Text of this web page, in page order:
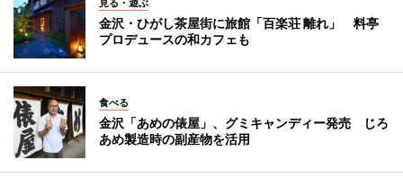
金沢・ひがし茶屋街に旅館「百楽荘 離れ」 料亭
プロデュースの和カフェも
食べる
金沢「あめの俵屋」、グミキャンディー発売 じろ
あめ製造時の副産物を活用